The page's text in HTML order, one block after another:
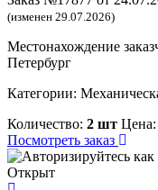
(изменен 29.07.2026)
Местонахождение
Петербург
Категории:
Количество: 2 шт Цена:
Посмотреть заказ
Открыт